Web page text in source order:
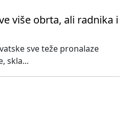
više obrta, ali radnika i
sve teže pronalaze
skla...